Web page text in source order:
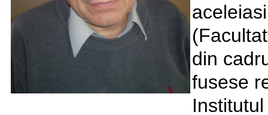
din
fusese